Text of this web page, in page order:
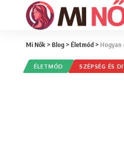
Mi Nők > Blog > Életmód > Hogyan
ÉLETMÓD SZÉPSÉG ÉS